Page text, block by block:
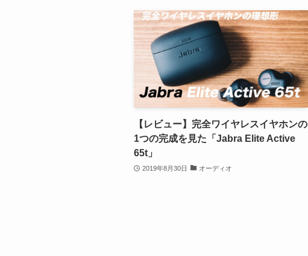
【レビュー】完全ワイヤレスイヤホンの
1つの完成を見た「Jabra Elite Active
65t」
2019年8月30日 オーディオ